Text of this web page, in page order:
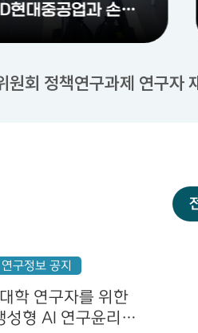
HD현대중공업 기술교육원과 산학협력 협약 및 학교 밖 수업 협약 동시 체결
회 정책연구과제 연구자
기반기술 개발 기술수
연구정보 공지
대학 연구자를 위한
성형 AI 연구윤리